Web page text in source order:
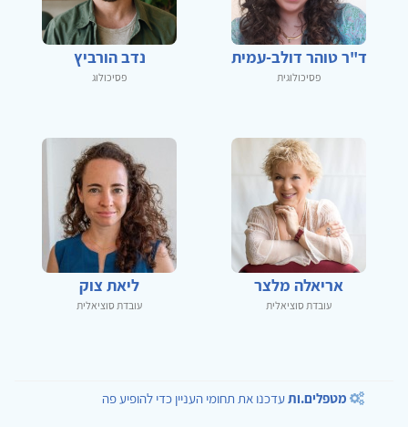
ד"ר טוהר דולב-עמית
פסיכולוגית
נדב הורביץ
פסיכולוג
אריאלה מלצר
עובדת סוציאלית
ליאת צוק
עובדת סוציאלית
מטפלים.ותעדכנו את תחומי העניין כדי להופיע פה